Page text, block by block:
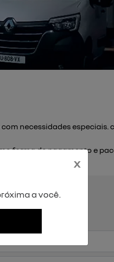
necessidades
forma de pagamento e
rapidamente.
x
a você.